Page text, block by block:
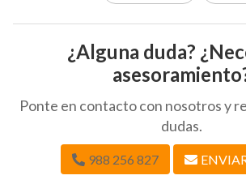
¿Alguna duda?
Ponte en contacto con nosotros y
dudas.
988 256 827